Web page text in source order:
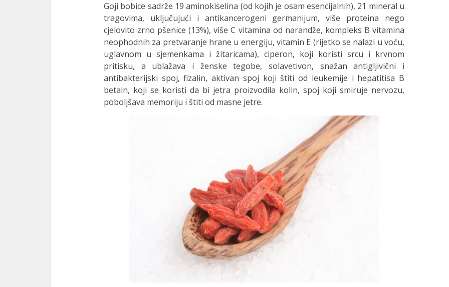
Goji bobice sadrže 19 aminokiselina (od kojih je osam esencijalnih), 21 mineral u
tragovima, uključujući i antikancerogeni germanijum, više proteina nego
cjelovito zrno pšenice (13%), više C vitamina od narandže, kompleks B vitamina
neophodnih za pretvaranje hrane u energiju, vitamin E (rijetko se nalazi u voću,
uglavnom u sjemenkama i žitaricama), ciperon, koji koristi srcu i krvnom
pritisku, a ublažava i ženske tegobe, solavetivon, snažan antigljivični i
antibakterijski spoj, fizalin, aktivan spoj koji štiti od leukemije i hepatitisa B
betain, koji se koristi da bi jetra proizvodila kolin, spoj koji smiruje nervozu,
poboljšava memoriju i štiti od masne jetre.